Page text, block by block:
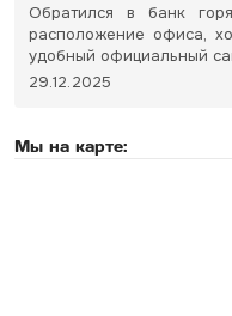
Обратился в банк
расположение офиса,
удобный официальный
29.12.2025
Мы на карте: